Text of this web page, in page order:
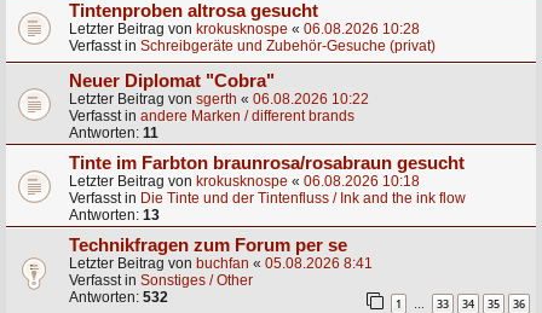
Tintenproben altrosa gesucht
Letzter Beitrag von krokusknospe « 06.08.2026 10:28
Verfasst in Schreibgeräte und Zubehör-Gesuche (privat)
Neuer Diplomat "Cobra"
Letzter Beitrag von sgerth « 06.08.2026 10:22
Verfasst in andere Marken / different brands
Antworten: 11
Tinte im Farbton braunrosa/rosabraun gesucht
Letzter Beitrag von krokusknospe « 06.08.2026 10:18
Verfasst in Die Tinte und der Tintenfluss / Ink and the ink flow
Antworten: 13
Technikfragen zum Forum per se
Letzter Beitrag von buchfan « 05.08.2026 8:41
Verfasst in Sonstiges / Other
Antworten: 532 1 33 34 35 36